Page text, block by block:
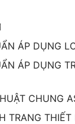
ÁP DỤNG
ÁP DỤNG
CHUNG
TRANG THIẾT